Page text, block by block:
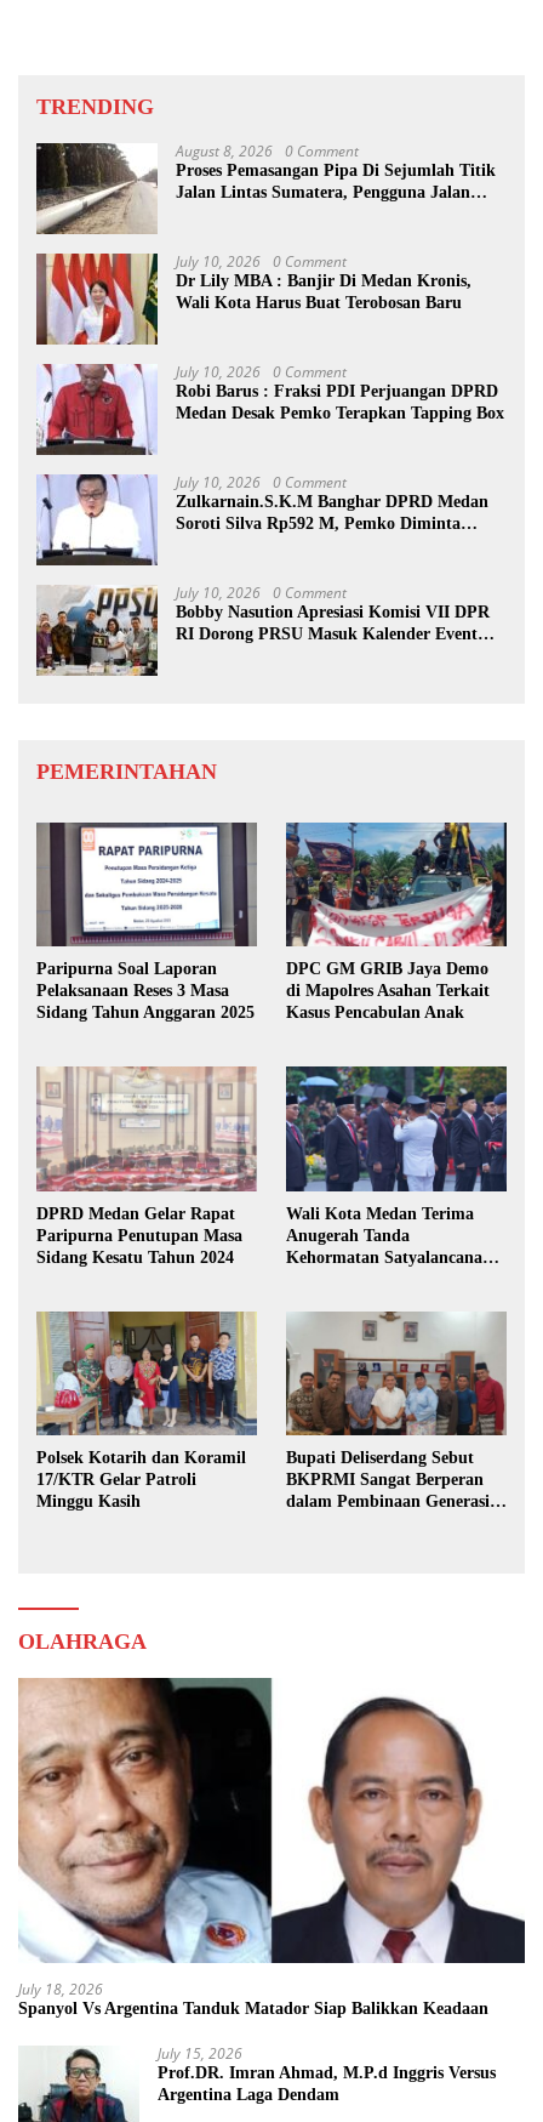
TRENDING
August 8, 2026 0 Comment
Proses Pemasangan Pipa Di Sejumlah Titik
Jalan Lintas Sumatera, Pengguna Jalan
July 10, 2026 0 Comment
Dr Lily MBA : Banjir Di Medan Kronis,
Wali Kota Harus Buat Terobosan Baru
July 10, 2026 0 Comment
Robi Barus : Fraksi PDI Perjuangan DPRD
Medan Desak Pemko Terapkan Tapping Box
July 10, 2026 0 Comment
Zulkarnain.S.K.M Banghar DPRD Medan
Soroti Silva Rp592 M, Pemko Diminta
July 10, 2026 0 Comment
Bobby Nasution Apresiasi Komisi VII DPR
RI Dorong PRSU Masuk Kalender Event
PEMERINTAHAN
Paripurna Soal Laporan
Pelaksanaan Reses 3 Masa
Sidang Tahun Anggaran 2025
DPC GM GRIB Jaya Demo
di Mapolres Asahan Terkait
Kasus Pencabulan Anak
DPRD Medan Gelar Rapat
Paripurna Penutupan Masa
Sidang Kesatu Tahun 2024
Wali Kota Medan Terima
Anugerah Tanda
Kehormatan Satyalancana
Polsek Kotarih dan Koramil
17/KTR Gelar Patroli
Minggu Kasih
Bupati Deliserdang Sebut
BKPRMI Sangat Berperan
dalam Pembinaan Generasi
OLAHRAGA
July 18, 2026
Spanyol Vs Argentina Tanduk Matador Siap Balikkan Keadaan
July 15, 2026
Prof.DR. Imran Ahmad, M.P.d Inggris Versus
Argentina Laga Dendam